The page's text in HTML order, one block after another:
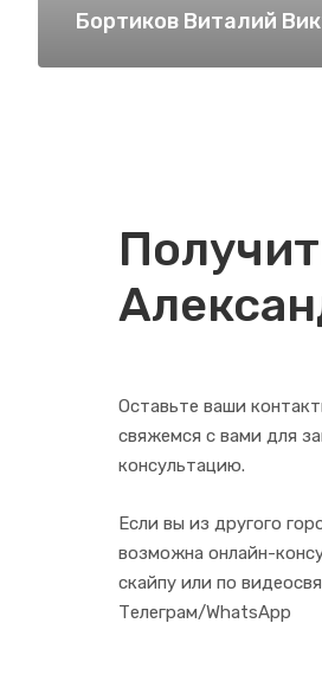
Бортиков Виталий
Оставьте ваши
свяжемся с вами для
консультацию.
Если вы из другого
возможна онлайн-
скайпу или по
Телеграм/WhatsApp